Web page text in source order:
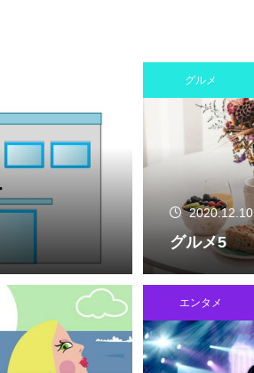
グルメ
2020.12.10
グルメ5
エンタメ